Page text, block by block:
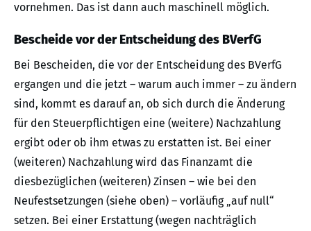
vornehmen. Das ist dann auch maschinell möglich.
Bescheide vor der Entscheidung des BVerfG
Bei Bescheiden, die vor der Entscheidung des BVerfG
ergangen und die jetzt – warum auch immer – zu ändern
sind, kommt es darauf an, ob sich durch die Änderung
für den Steuerpflichtigen eine (weitere) Nachzahlung
ergibt oder ob ihm etwas zu erstatten ist. Bei einer
(weiteren) Nachzahlung wird das Finanzamt die
diesbezüglichen (weiteren) Zinsen – wie bei den
Neufestsetzungen (siehe oben) – vorläufig „auf null“
setzen. Bei einer Erstattung (wegen nachträglich